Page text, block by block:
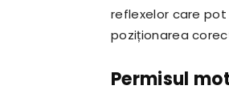
reflexelor care
poziționarea
Permisul